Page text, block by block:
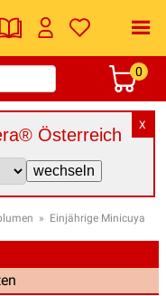
0
X
Österreich
» Einjährige Minicuya